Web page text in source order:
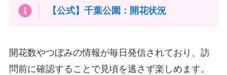
【公式】千葉公園：開花状況
開花数やつぼみの情報が毎日発信されており、訪
問前に確認することで見頃を逃さず楽しめます。